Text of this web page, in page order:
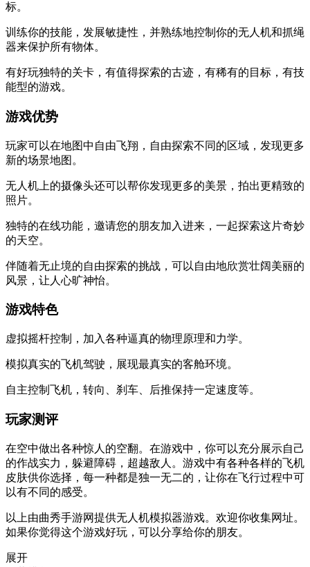
标。
训练你的技能，发展敏捷性，并熟练地控制你的无人机和抓绳
器来保护所有物体。
有好玩独特的关卡，有值得探索的古迹，有稀有的目标，有技
能型的游戏。
游戏优势
玩家可以在地图中自由飞翔，自由探索不同的区域，发现更多
新的场景地图。
无人机上的摄像头还可以帮你发现更多的美景，拍出更精致的
照片。
独特的在线功能，邀请您的朋友加入进来，一起探索这片奇妙
的天空。
伴随着无止境的自由探索的挑战，可以自由地欣赏壮阔美丽的
风景，让人心旷神怡。
游戏特色
虚拟摇杆控制，加入各种逼真的物理原理和力学。
模拟真实的飞机驾驶，展现最真实的客舱环境。
自主控制飞机，转向、刹车、后推保持一定速度等。
玩家测评
在空中做出各种惊人的空翻。在游戏中，你可以充分展示自己
的作战实力，躲避障碍，超越敌人。游戏中有各种各样的飞机
皮肤供你选择，每一种都是独一无二的，让你在飞行过程中可
以有不同的感受。
以上由曲秀手游网提供无人机模拟器游戏。欢迎你收集网址。
如果你觉得这个游戏好玩，可以分享给你的朋友。
展开